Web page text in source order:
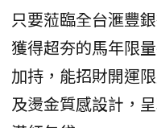
只要蒞臨全台滙豐
獲得超夯的馬年限
加持，能招財開運
及燙金質感設計，